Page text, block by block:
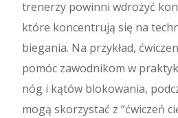
trenerzy powinni wdrożyć
które koncentrują się na
biegania. Na przykład,
pomóc zawodnikom w
nóg i kątów blokowania,
mogą skorzystać z “ćwiczeń